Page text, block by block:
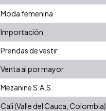
Moda femenina
Importación
Prendas de vestir
Venta al por mayor
Mezanine S.A.S.
Cali (Valle del Cauca, Colombia)